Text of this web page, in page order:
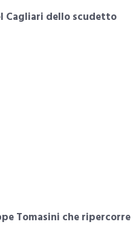
Cagliari dello scudetto
Tomasini che ripercorre